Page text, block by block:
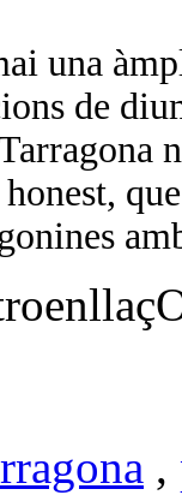
una
de
,